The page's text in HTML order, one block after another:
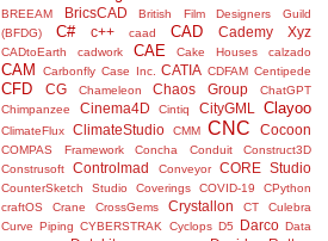
BREEAM BricsCAD
British Film Designers Guild
(BFDG)
C# c++ caad CAD Cademy Xyz
CADtoEarth cadwork CAE Cake Houses calzado
CAM Carbonfly Case Inc. CATIA CDFAM Centipede
CFD CG Chameleon Chaos Group
ChatGPT
Chimpanzee
Cinema4D Cintiq CityGML Clayoo
ClimateFlux ClimateStudio CMM CNC Cocoon
COMPAS Framework Concha Conduit
Construct3D
Construsoft
Controlmad Conveyor CORE Studio
CounterSketch Studio Coverings COVID-19
CPython
craftOS
Crane CrossGems Crystallon CT
Culebra
Curve Piping CYBERSTRAK Cyclops D5 Darco Data